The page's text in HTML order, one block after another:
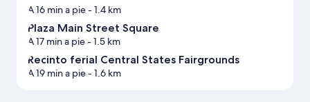
A 16 min a pie- 1.4 km
Plaza Main Street Square
A 17 min a pie- 1.5 km
Recinto ferial Central States Fairgrounds
A 19 min a pie- 1.6 km